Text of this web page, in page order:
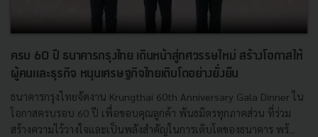
ครบ 60 ปี ธนาคารกรุงไทย เดินหน้าสู่ทศวรรษใหม่ สร้างโอกาสให้
ผู้คนและธุรกิจ หนุนเศรษฐกิจไทยเติบโตอย่างยั่งยืน
ธนาคารกรุงไทยจัดงาน Krungthai 60th Anniversary Gala Dinner ใน
โอกาสครบรอบ 60 ปี เพื่อขอบคุณลูกค้า พันธมิตรทุกภาคส่วน ที่ร่วม
สร้างความไว้วางใจและเป็นพลังสำคัญในการเติบโตของธนาคาร พร้...